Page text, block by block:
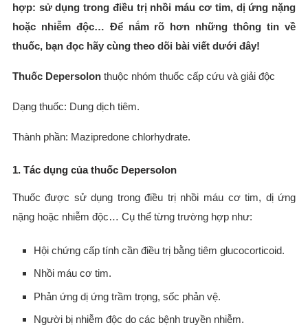
hợp: sử dụng trong điều trị nhồi máu cơ tim, dị ứng nặng
hoặc nhiễm độc… Để nắm rõ hơn những thông tin về
thuốc, bạn đọc hãy cùng theo dõi bài viết dưới đây!
Thuốc Depersolonthuộc nhóm thuốc cấp cứu và giải độc
Dạng thuốc: Dung dịch tiêm.
Thành phần: Mazipredone chlorhydrate.
1. Tác dụng của thuốc Depersolon
Thuốc được sử dụng trong điều trị nhồi máu cơ tim, dị ứng
nặng hoặc nhiễm độc… Cụ thể từng trường hợp như:
Hội chứng cấp tính cần điều trị bằng tiêm glucocorticoid.
Nhồi máu cơ tim.
Phản ứng dị ứng trầm trọng, sốc phản vệ.
Người bị nhiễm độc do các bệnh truyền nhiễm.